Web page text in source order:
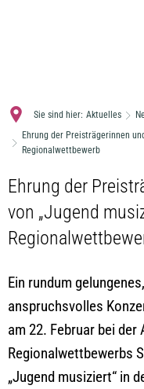
Sie sind hier: Aktuelles
Ehrung der Preisträgerinnen
Regionalwettbewerb
Ehrung der
von „Jugend
Ein rundum
anspruchsvolles
am 22. Februar bei
Regionalwettbewerbs
„Jugend musiziert“ in